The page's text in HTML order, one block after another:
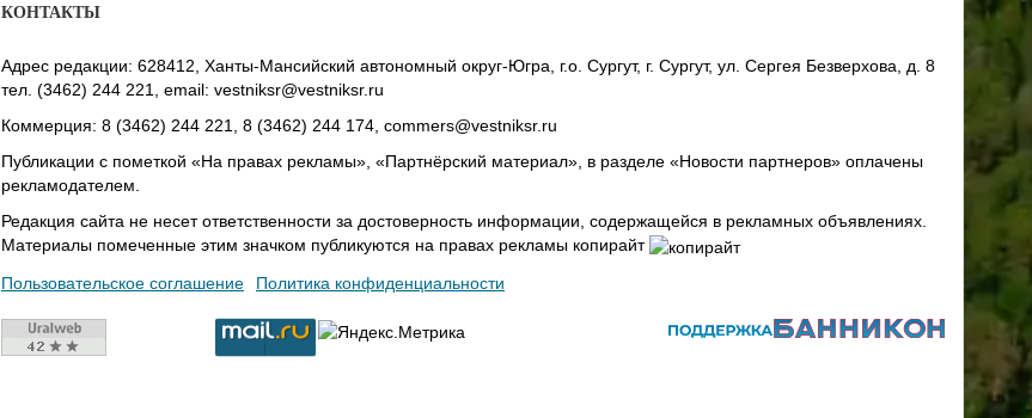
КОНТАКТЫ
Адрес редакции: 628412, Ханты-Мансийский автономный округ-Югра, г.о. Сургут, г. Сургут, ул. Сергея Безверхова, д. 8
тел. (3462) 244 221, email: vestniksr@vestniksr.ru
Коммерция: 8 (3462) 244 221, 8 (3462) 244 174, commers@vestniksr.ru
Публикации с пометкой «На правах рекламы», «Партнёрский материал», в разделе «Новости партнеров» оплачены
рекламодателем.
Редакция сайта не несет ответственности за достоверность информации, содержащейся в рекламных объявлениях.
Материалы помеченные этим значком публикуются на правах рекламы копирайт
Пользовательское соглашение
Политика конфиденциальности